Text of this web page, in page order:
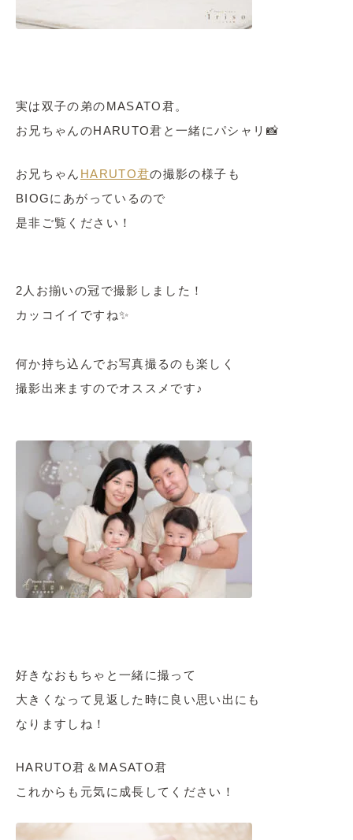
実は双子の弟のMASATO君。
お兄ちゃんのHARUTO君と一緒にパシャリ📸
お兄ちゃん HARUTO君の撮影の様子も
BIOGにあがっているので
是非ご覧ください！
2人お揃いの冠で撮影しました！
カッコイイですね✨
何か持ち込んでお写真撮るのも楽しく
撮影出来ますのでオススメです♪
好きなおもちゃと一緒に撮って
大きくなって見返した時に良い思い出にも
なりますしね！
HARUTO君＆MASATO君
これからも元気に成長してください！